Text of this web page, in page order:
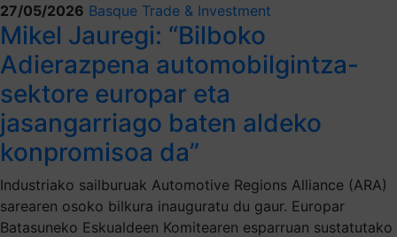
27/05/2026 Basque Trade & Investment
Mikel Jauregi: “Bilboko
Adierazpena automobilgintza-
sektore europar eta
jasangarriago baten aldeko
konpromisoa da”
Industriako sailburuak Automotive Regions Alliance (ARA)
sarearen osoko bilkura inauguratu du gaur. Europar
Batasuneko Eskualdeen Komitearen esparruan sustatutako